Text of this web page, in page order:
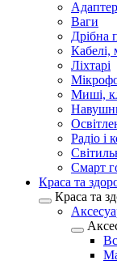
Ваги
Дрібна
Ліхтарі
Миші,
Радіо і
Смарт
Краса та
Краса та